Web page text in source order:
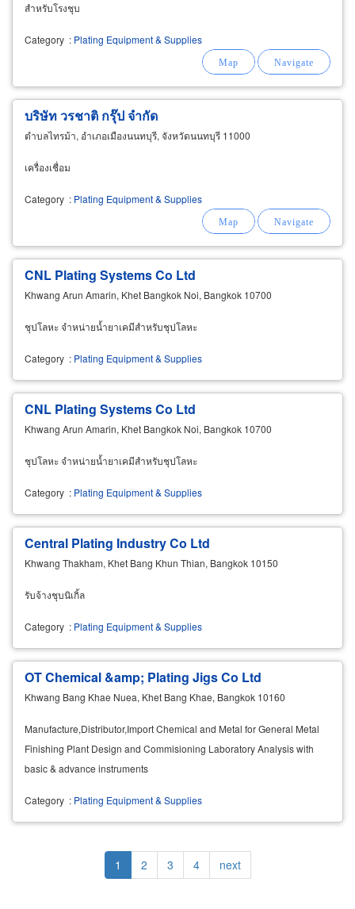
สำหรับโรงชุบ
Category : Plating Equipment & Supplies
บริษัท วรชาติ กรุ๊ป จำกัด
ตำบลไทรม้า, อำเภอเมืองนนทบุรี, จังหวัดนนทบุรี 11000
เครื่องเชื่อม
Category : Plating Equipment & Supplies
CNL Plating Systems Co Ltd
Khwang Arun Amarin, Khet Bangkok Noi, Bangkok 10700
ชุปโลหะ จำหน่ายน้ำยาเคมีสำหรับชุปโลหะ
Category : Plating Equipment & Supplies
CNL Plating Systems Co Ltd
Khwang Arun Amarin, Khet Bangkok Noi, Bangkok 10700
ชุปโลหะ จำหน่ายน้ำยาเคมีสำหรับชุปโลหะ
Category : Plating Equipment & Supplies
Central Plating Industry Co Ltd
Khwang Thakham, Khet Bang Khun Thian, Bangkok 10150
รับจ้างชุบนิเกิ้ล
Category : Plating Equipment & Supplies
OT Chemical &amp; Plating Jigs Co Ltd
Khwang Bang Khae Nuea, Khet Bang Khae, Bangkok 10160
Manufacture,Distributor,Import Chemical and Metal for General Metal
Finishing Plant Design and Commisioning Laboratory Analysis with
basic & advance instruments
Category : Plating Equipment & Supplies
Current
page
1 Page
2 Page
3 Page
4
Next
page
next